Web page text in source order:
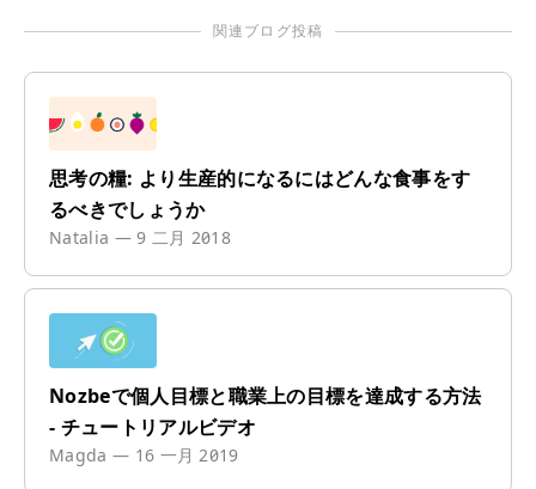
関連ブログ投稿
思考の糧: より生産的になるにはどんな食事をす
るべきでしょうか
Natalia —9 二月 2018
Nozbeで個人目標と職業上の目標を達成する方法
- チュートリアルビデオ
Magda — 16 一月 2019